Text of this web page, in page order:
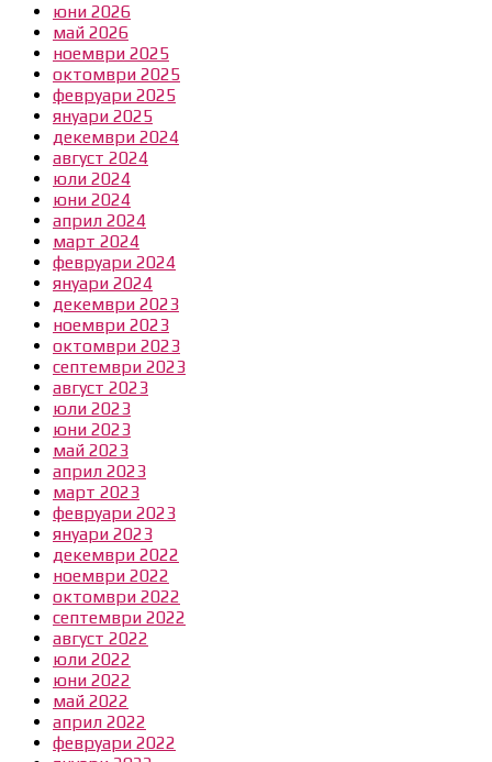
юни 2026
май 2026
ноември 2025
октомври 2025
февруари 2025
януари 2025
декември 2024
август 2024
юли 2024
юни 2024
април 2024
март 2024
февруари 2024
януари 2024
декември 2023
ноември 2023
октомври 2023
септември 2023
август 2023
юли 2023
юни 2023
май 2023
април 2023
март 2023
февруари 2023
януари 2023
декември 2022
ноември 2022
октомври 2022
септември 2022
август 2022
юли 2022
юни 2022
май 2022
април 2022
февруари 2022